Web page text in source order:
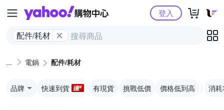
Yahoo購物中心
配件/耗材
登入
電鍋 配件/耗材
品牌 快速到貨 有現貨 挑戰低價 價格低到高 消